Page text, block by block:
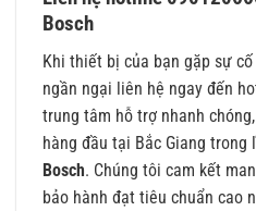
Bosch
Khi thiết bị của bạn gặp sự
ngần ngại liên hệ ngay đến
trung tâm hỗ trợ nhanh
hàng đầu tại Bắc Giang trong
Bosch. Chúng tôi cam kết
bảo hành đạt tiêu chuẩn cao